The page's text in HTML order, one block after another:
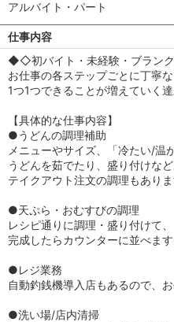
アルバイト・パート
仕事内容
◆◇初バイト・未経験・ブラン
お仕事の各ステップごとに丁寧
1つ1つできることが増えていく達
【具体的な仕事内容】
●うどんの調理補助
メニューやサイズ、「冷たい/温
うどんを茹でたり、盛り付けなど
テイクアウト注文の調理もありま
●天ぷら・おむすびの調理
レシピ通りに調理・盛り付けて、
完成したらカウンターに並べます
●レジ業務
自動釣銭機導入店もあるので、お
●洗い場/店内清掃